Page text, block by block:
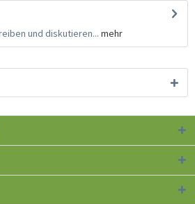
und diskutieren... mehr